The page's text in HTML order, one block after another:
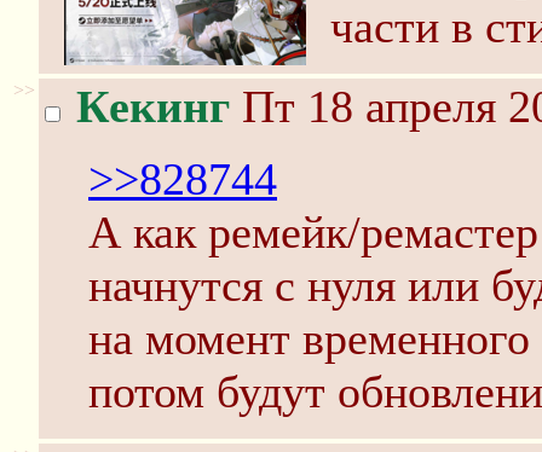
части в
>> Кекинг Пт 18 апреля
>>828744
А как ремейк/
начнутся с нуля или
на момент
потом будут